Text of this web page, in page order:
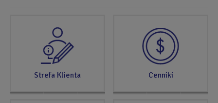
Strefa Klienta Cenniki